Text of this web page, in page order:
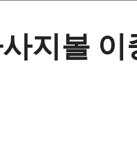
지볼